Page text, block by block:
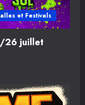
et Festivals
26 juillet